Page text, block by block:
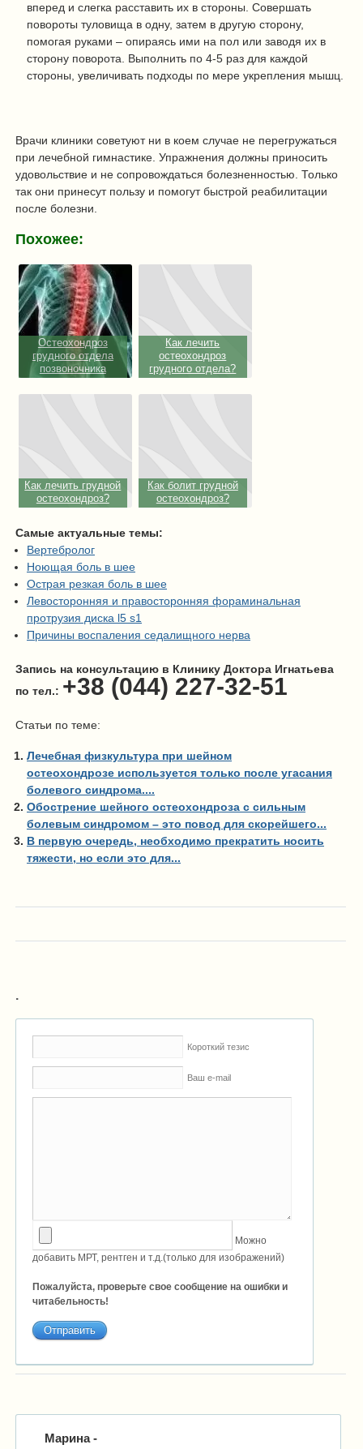
вперед и слегка расставить их в стороны. Совершать
повороты туловища в одну, затем в другую сторону,
помогая руками – опираясь ими на пол или заводя их в
сторону поворота. Выполнить по 4-5 раз для каждой
стороны, увеличивать подходы по мере укрепления мышц.
Врачи клиники советуют ни в коем случае не перегружаться
при лечебной гимнастике. Упражнения должны приносить
удовольствие и не сопровождаться болезненностью. Только
так они принесут пользу и помогут быстрой реабилитации
после болезни.
Похожее:
Остеохондроз
грудного отдела
позвоночника
Как лечить
остеохондроз
грудного отдела?
Как лечить грудной
остеохондроз?
Как болит грудной
остеохондроз?
Самые актуальные темы:
Вертебролог
Ноющая боль в шее
Острая резкая боль в шее
Левосторонняя и правосторонняя фораминальная
протрузия диска l5 s1
Причины воспаления седалищного нерва
Запись на консультацию в Клинику Доктора Игнатьева
по тел.: +38 (044) 227-32-51
Статьи по теме:
Лечебная физкультура при шейном
остеохондрозе используется только после угасания
болевого синдрома....
Обострение шейного остеохондроза с сильным
болевым синдромом – это повод для скорейшего...
В первую очередь, необходимо прекратить носить
тяжести, но если это для...
.
Короткий тезис
Ваш e-mail
Можно
добавить МРТ, рентген и т.д.(только для изображений)
Пожалуйста, проверьте свое сообщение на ошибки и
читабельность!
Марина-